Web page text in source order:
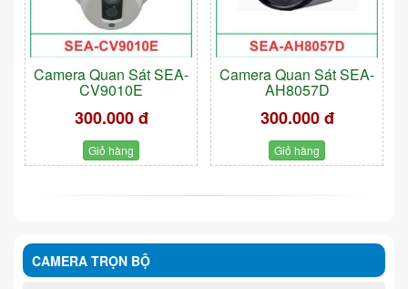
Camera Quan Sát SEA-
CV9010E
300.000 đ
Giỏ hàng
Camera Quan Sát SEA-
AH8057D
300.000 đ
Giỏ hàng
CAMERA TRỌN BỘ